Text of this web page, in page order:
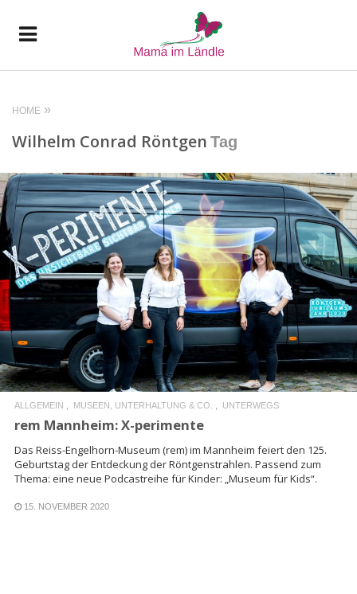
HOME
Wilhelm Conrad Röntgen Tag
READ MORE
ALLGEMEIN MUSEEN, UNTERHALTUNG & CO. UNTERWEGS
rem Mannheim: X-perimente
Das Reiss-Engelhorn-Museum (rem) im Mannheim feiert den 125.
Geburtstag der Entdeckung der Röntgenstrahlen. Passend zum
Thema: eine neue Podcastreihe für Kinder: „Museum für Kids“.
15. NOVEMBER 2020